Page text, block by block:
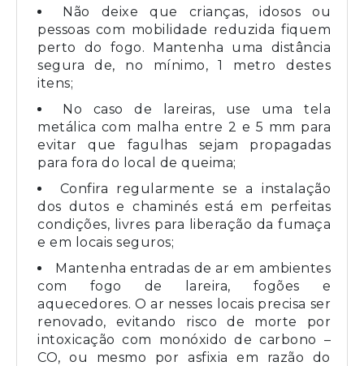
Não deixe que crianças, idosos ou
pessoas com mobilidade reduzida fiquem
perto do fogo. Mantenha uma distância
segura de, no mínimo, 1 metro destes
itens;
No caso de lareiras, use uma tela
metálica com malha entre 2 e 5 mm para
evitar que fagulhas sejam propagadas
para fora do local de queima;
Confira regularmente se a instalação
dos dutos e chaminés está em perfeitas
condições, livres para liberação da fumaça
e em locais seguros;
Mantenha entradas de ar em ambientes
com fogo de lareira, fogões e
aquecedores. O ar nesses locais precisa ser
renovado, evitando risco de morte por
intoxicação com monóxido de carbono –
CO, ou mesmo por asfixia em razão do